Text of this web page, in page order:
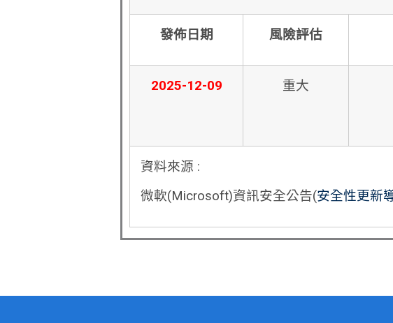
發佈日期 風險評估
2025-12-09 重大
資料來源 :
微軟(Microsoft)資訊安全公告(安全性更新